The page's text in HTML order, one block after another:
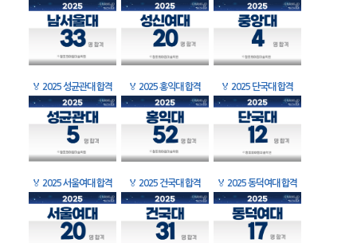
🏅 2025 성균관대 합격 🏅 2025 홍익대 합격 🏅 2025 단국대 합격
🏅 2025 서울여대 합격 🏅 2025 건국대 합격 🏅 2025 동덕여대 합격